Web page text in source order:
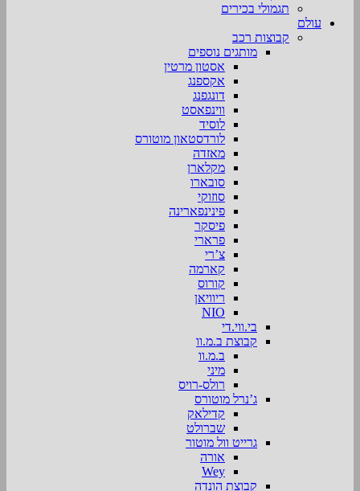
תגמולי בכירים
עולם
קבוצות רכב
מותגים נוספים
אסטון מרטין
אקספנג
דונגפנג
ווינפאסט
לוסיד
לורדסטאון מוטורס
מאזדה
מקלארן
סובארו
סוזוקי
פינינפארינה
פיסקר
פרארי
צ’רי
קארמה
קורוס
ריוויאן
NIO
בי.ווי.די
קבוצת ב.מ.וו
ב.מ.וו
מיני
רולס-רויס
ג’נרל מוטורס
קדילאק
שברולט
גרייט וול מוטור
אורה
Wey
קבוצת הונדה